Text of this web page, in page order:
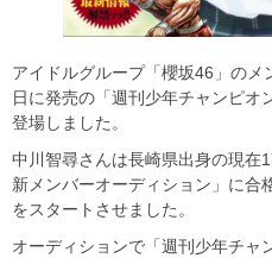
アイドルグループ「櫻坂46」の
日に発売の「週刊少年チャンピオ
登場しました。
中川智尋さんは長崎県出身の現在
新メンバーオーディション」に合
をスタートさせました。
オーディションで「週刊少年チャ